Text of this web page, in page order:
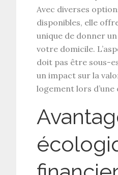
Avec diverses
disponibles, elle
unique de donner
votre domicile.
doit pas être sous-
un impact sur la
logement lors